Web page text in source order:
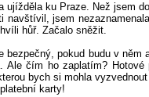
ujížděla ku Praze. Než jsem
navštívil, jsem
hůř. Začalo sněžit.
bezpečný, pokud budu v
Ale čím ho zaplatím?
bych si mohla
karty!